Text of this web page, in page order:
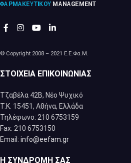
© Copyright 2008 – 2021 Ε.Ε.Φα.Μ.
ΣΤΟΙΧΕΊΑ ΕΠΙΚΟΙΝΩΝΊΑΣ
Τζαβέλα 42Β, Νέο Ψυχικό
Τ.Κ. 15451, Αθήνα, Eλλάδα
Τηλέφωνο: 210 6753159
Fax: 210 6753150
Email: info@eefam.gr
Η ΣΥΝΔΡΟΜΉ ΣΑΣ